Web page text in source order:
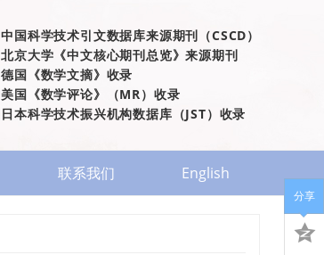
中国科学技术引文数据库来源期刊（CSCD）
北京大学《中文核心期刊总览》来源期刊
德国《数学文摘》收录
美国《数学评论》（MR）收录
日本科学技术振兴机构数据库（JST）收录
联系我们 English
分享